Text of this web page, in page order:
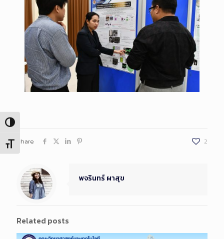
Toggle High Contrast
Toggle Font size
Share 2
พจรินทร์ ผาสุข
Related posts